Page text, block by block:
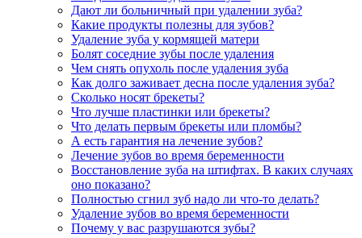
Дают ли больничный при удалении зуба?
Какие продукты полезны для зубов?
Удаление зуба у кормящей матери
Болят соседние зубы после удаления
Чем снять опухоль после удаления зуба
Как долго заживает десна после удаления зуба?
Сколько носят брекеты?
Что лучше пластинки или брекеты?
Что делать первым брекеты или пломбы?
А есть гарантия на лечение зубов?
Лечение зубов во время беременности
Восстановление зуба на штифтах. В каких случаях
оно показано?
Полностью сгнил зуб надо ли что-то делать?
Удаление зубов во время беременности
Почему у вас разрушаются зубы?